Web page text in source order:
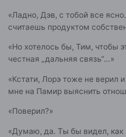
«Ладно, Дэв, с тобой все
считаешь продуктом
«Но хотелось бы, Тим, чтобы
честная „дальняя связь“…»
«Кстати, Лорэ тоже не верил
мне на Памир выяснить
«Поверил?»
«Думаю, да. Ты бы видел, как